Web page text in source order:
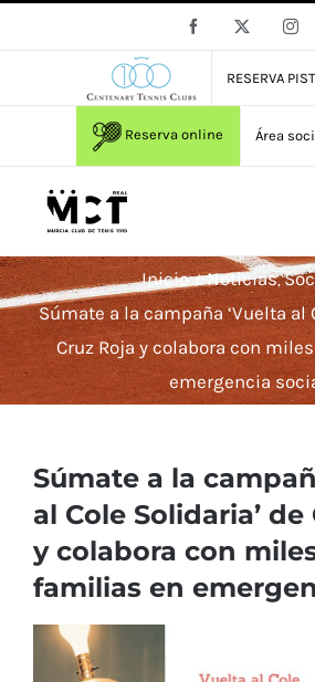
Facebook
RESERVA
Reserva online Área
Inicio Noticias
Súmate a la campaña ‘Vuelta al
Cruz Roja y colabora con
emergencia
Súmate a la
al Cole Solidaria’ de
y colabora con
familias en
Ver
imagen